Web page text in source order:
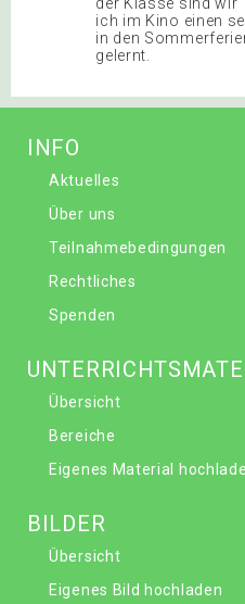
der Klasse sind wir
ich im Kino einen
in den
gelernt.
INFO
Aktuelles
Über uns
Teilnahmebedingungen
Rechtliches
Spenden
Übersicht
Bereiche
Eigenes Material
BILDER
Übersicht
Eigenes Bild hochladen